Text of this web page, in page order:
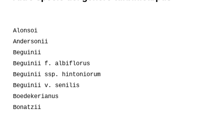
Alonsoi
Andersonii
Beguinii
Beguinii f. albiflorus
Beguinii ssp. hintoniorum
Beguinii v. senilis
Boedekerianus
Bonatzii